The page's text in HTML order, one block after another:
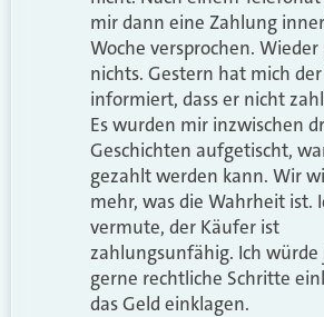
mir dann eine Zahlung
Woche versprochen. Wieder
nichts. Gestern hat mich
informiert, dass er nicht
Es wurden mir inzwischen
Geschichten aufgetischt,
gezahlt werden kann. Wir
mehr, was die Wahrheit ist.
vermute, der Käufer ist
zahlungsunfähig. Ich
gerne rechtliche Schritte
das Geld einklagen.